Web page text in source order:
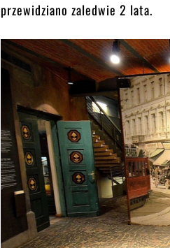
przewidziano zaledwie 2 lata.